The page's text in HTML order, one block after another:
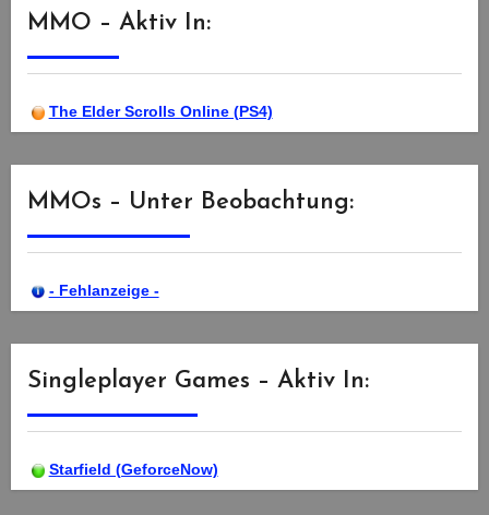
MMO – Aktiv In:
The Elder Scrolls Online (PS4)
MMOs – Unter Beobachtung:
- Fehlanzeige -
Singleplayer Games – Aktiv In:
Starfield (GeforceNow)